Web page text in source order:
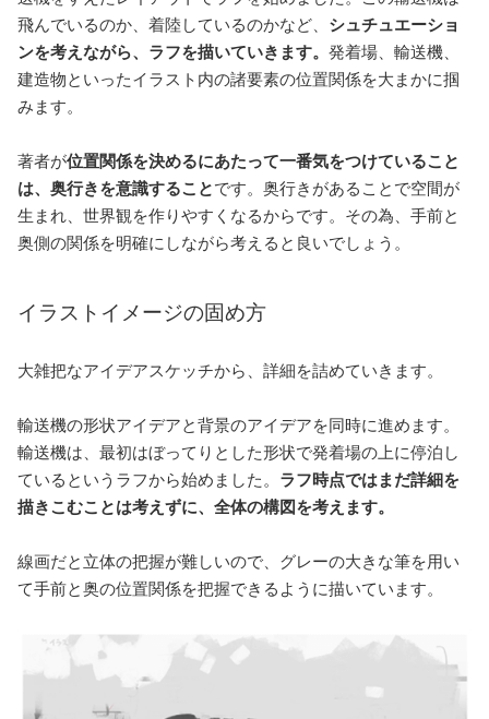
飛んでいるのか、着陸しているのかなど、 シュチュエーショ
ンを考えながら、ラフを描いていきます。 発着場、輸送機、
建造物といったイラスト内の諸要素の位置関係を大まかに掴
みます。
著者が位置関係を決めるにあたって一番気をつけていること
は、奥行きを意識することです。奥行きがあることで空間が
生まれ、世界観を作りやすくなるからです。その為、手前と
奥側の関係を明確にしながら考えると良いでしょう。
イラストイメージの固め方
大雑把なアイデアスケッチから、詳細を詰めていきます。
輸送機の形状アイデアと背景のアイデアを同時に進めます。
輸送機は、最初はぼってりとした形状で発着場の上に停泊し
ているというラフから始めました。 ラフ時点ではまだ詳細を
描きこむことは考えずに、全体の構図を考えます。
線画だと立体の把握が難しいので、グレーの大きな筆を用い
て手前と奥の位置関係を把握できるように描いています。